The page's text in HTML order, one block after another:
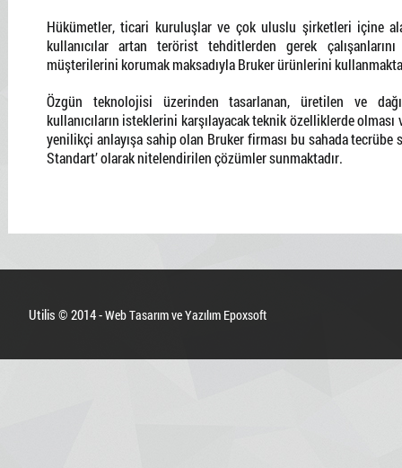
Hükümetler, ticari kuruluşlar ve çok uluslu şirketleri içine
kullanıcılar artan terörist tehditlerden gerek
müşterilerini korumak maksadıyla Bruker ürünlerini
Özgün teknolojisi üzerinden tasarlanan, üretilen ve
kullanıcıların isteklerini karşılayacak teknik özelliklerde
yenilikçi anlayışa sahip olan Bruker firması bu sahada tecrübe
Standart’ olarak nitelendirilen çözümler sunmaktadır.
Utilis © 2014 -Web Tasarım ve Yazılım Epoxsoft